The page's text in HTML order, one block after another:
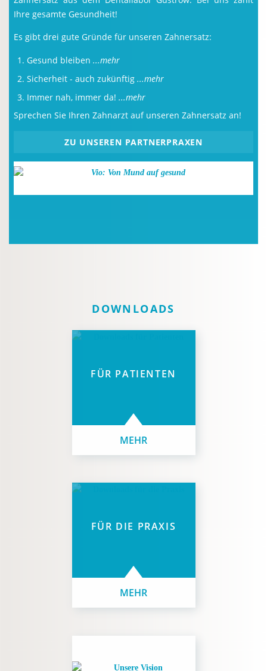
Ihre gesamte Gesundheit!
Es gibt drei gute Gründe für unseren Zahnersatz:
1. Gesund bleiben ...mehr
2. Sicherheit - auch zukünftig ...mehr
3. Immer nah, immer da! ...mehr
Sprechen Sie Ihren Zahnarzt auf unseren Zahnersatz an!
ZU UNSEREN PARTNERPRAXEN
DOWNLOADS
FÜR PATIENTEN
MEHR
FÜR DIE PRAXIS
MEHR